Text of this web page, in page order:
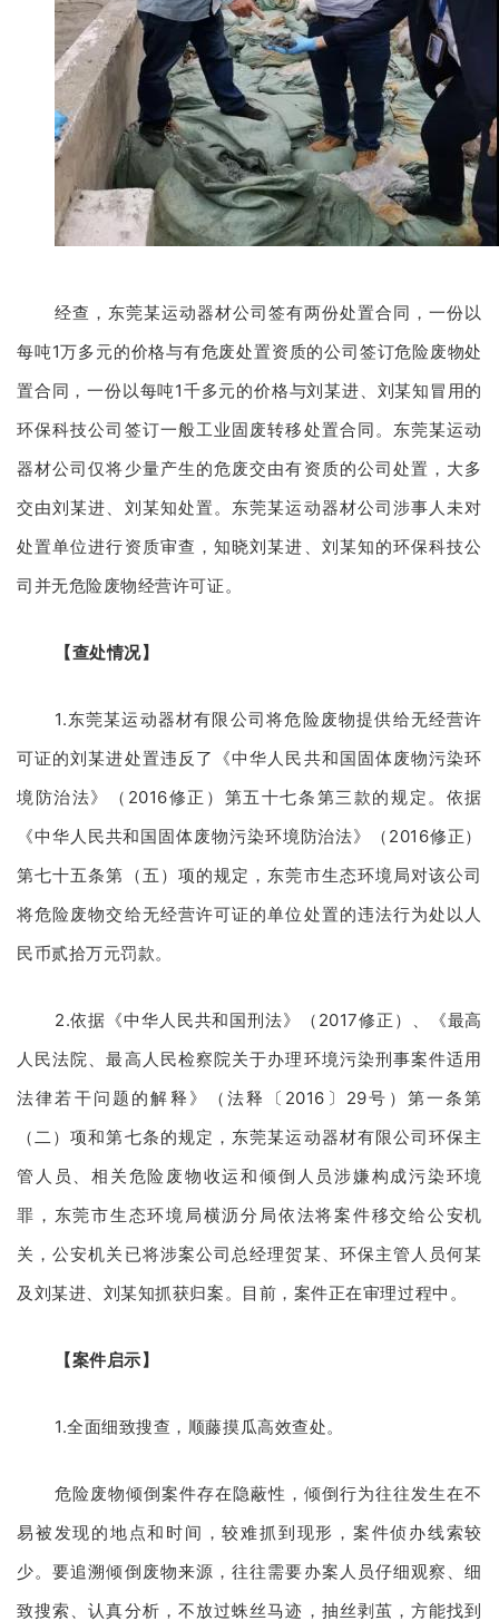
经查，东莞某运动器材公司签有两份处置合同，一份以
每吨1万多元的价格与有危废处置资质的公司签订危险废物处
置合同，一份以每吨1千多元的价格与刘某进、刘某知冒用的
环保科技公司签订一般工业固废转移处置合同。东莞某运动
器材公司仅将少量产生的危废交由有资质的公司处置，大多
交由刘某进、刘某知处置。东莞某运动器材公司涉事人未对
处置单位进行资质审查，知晓刘某进、刘某知的环保科技公
司并无危险废物经营许可证。
【查处情况】
1.东莞某运动器材有限公司将危险废物提供给无经营许
可证的刘某进处置违反了《中华人民共和国固体废物污染环
境防治法》（2016修正）第五十七条第三款的规定。依据
《中华人民共和国固体废物污染环境防治法》（2016修正）
第七十五条第（五）项的规定，东莞市生态环境局对该公司
将危险废物交给无经营许可证的单位处置的违法行为处以人
民币贰拾万元罚款。
2.依据《中华人民共和国刑法》（2017修正）、《最高
人民法院、最高人民检察院关于办理环境污染刑事案件适用
法律若干问题的解释》（法释〔2016〕29号）第一条第
（二）项和第七条的规定，东莞某运动器材有限公司环保主
管人员、相关危险废物收运和倾倒人员涉嫌构成污染环境
罪，东莞市生态环境局横沥分局依法将案件移交给公安机
关，公安机关已将涉案公司总经理贺某、环保主管人员何某
及刘某进、刘某知抓获归案。目前，案件正在审理过程中。
【案件启示】
1.全面细致搜查，顺藤摸瓜高效查处。
危险废物倾倒案件存在隐蔽性，倾倒行为往往发生在不
易被发现的地点和时间，较难抓到现形，案件侦办线索较
少。要追溯倾倒废物来源，往往需要办案人员仔细观察、细
致搜索、认真分析，不放过蛛丝马迹，抽丝剥茧，方能找到